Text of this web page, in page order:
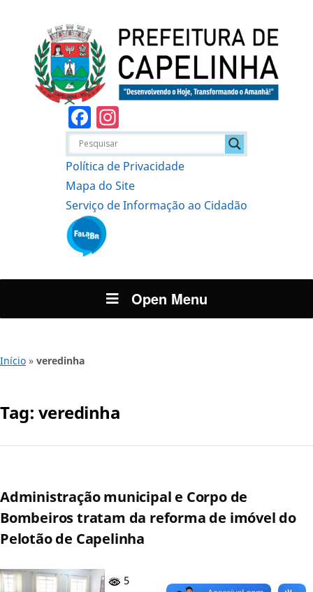
Facebook
Política de Privacidade
Mapa do Site
Serviço de Informação ao Cidadão
Open Menu
Início » veredinha
Tag: veredinha
Administração municipal e Corpo de
Bombeiros tratam da reforma de imóvel do
Pelotão de Capelinha
5